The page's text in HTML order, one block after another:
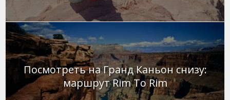
Посмотреть на Гранд Каньон снизу:
маршрут Rim To Rim